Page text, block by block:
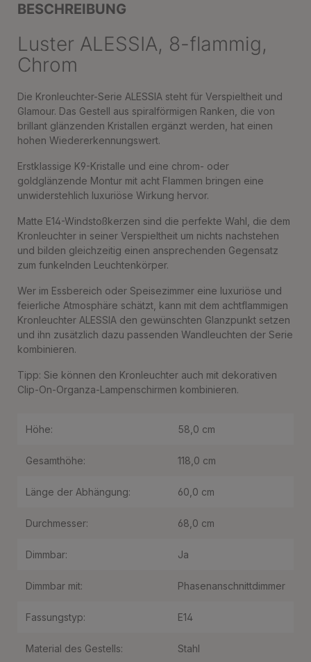
BESCHREIBUNG
Luster ALESSIA, 8-flammig,
Chrom
Die Kronleuchter-Serie ALESSIA steht für Verspieltheit und
Glamour. Das Gestell aus spiralförmigen Ranken, die von
brillant glänzenden Kristallen ergänzt werden, hat einen
hohen Wiedererkennungswert.
Erstklassige K9-Kristalle und eine chrom- oder
goldglänzende Montur mit acht Flammen bringen eine
unwiderstehlich luxuriöse Wirkung hervor.
Matte E14-Windstoßkerzen sind die perfekte Wahl, die dem
Kronleuchter in seiner Verspieltheit um nichts nachstehen
und bilden gleichzeitig einen ansprechenden Gegensatz
zum funkelnden Leuchtenkörper.
Wer im Essbereich oder Speisezimmer eine luxuriöse und
feierliche Atmosphäre schätzt, kann mit dem achtflammigen
Kronleuchter ALESSIA den gewünschten Glanzpunkt setzen
und ihn zusätzlich dazu passenden Wandleuchten der Serie
kombinieren.
Tipp: Sie können den Kronleuchter auch mit dekorativen
Clip-On-Organza-Lampenschirmen kombinieren.
Höhe: 58,0 cm
Gesamthöhe: 118,0 cm
Länge der Abhängung: 60,0 cm
Durchmesser: 68,0 cm
Dimmbar: Ja
Dimmbar mit: Phasenanschnittdimmer
Fassungstyp: E14
Material des Gestells: Stahl